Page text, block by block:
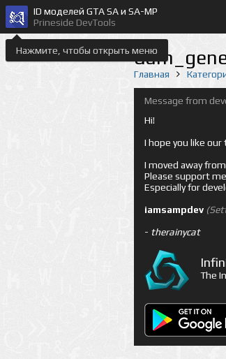
Нажмите, чтобы открыть меню
ID моделей GTA SA и SA-MP
Prineside DevTools
Главная
Message from
Hi!
I hope you like
I moved away
Please support
Especially for
iamsampdev
- therainycat
The